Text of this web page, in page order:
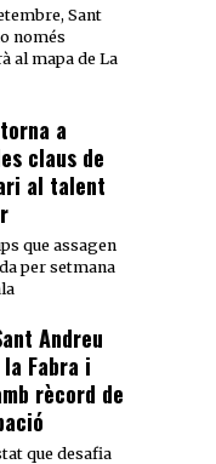
Sant
només
al mapa de La
a
claus de
al talent
que assagen
per setmana
Andreu
Fabra i
rècord de
que desafia